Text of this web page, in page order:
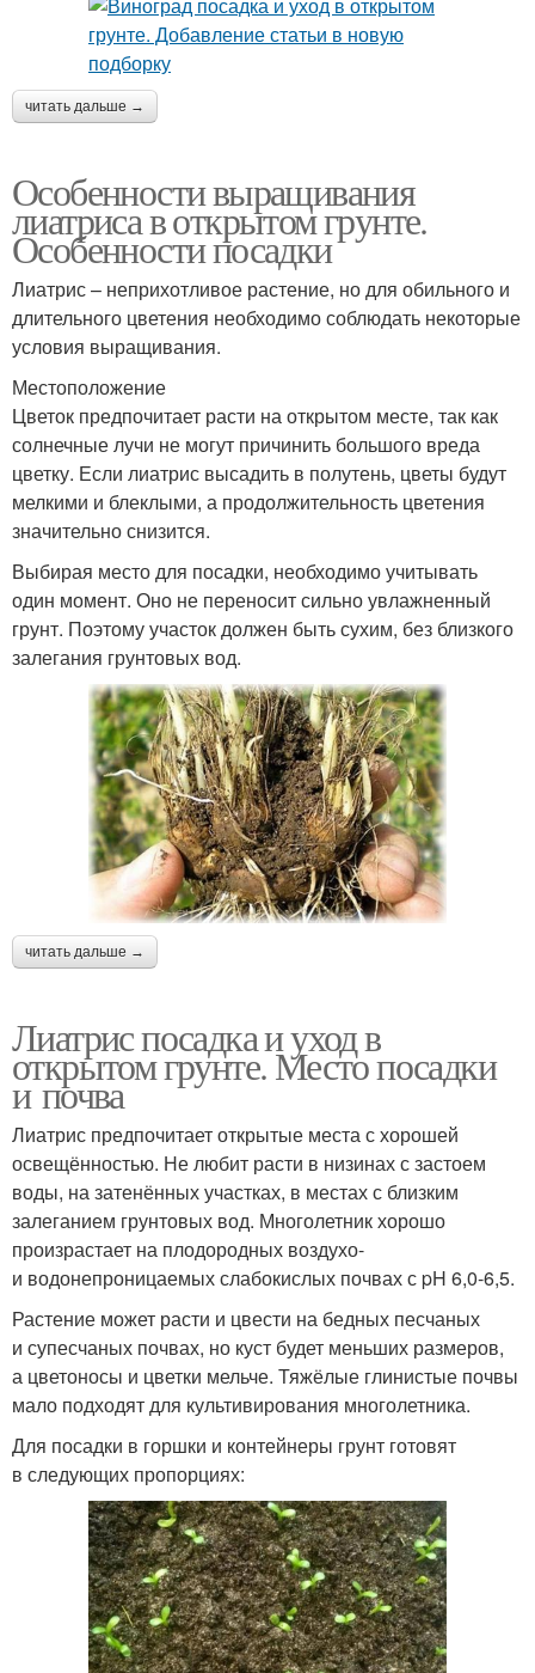
читать дальше →
Особенности выращивания
лиатриса в открытом грунте.
Особенности посадки
Лиатрис – неприхотливое растение, но для обильного и
длительного цветения необходимо соблюдать некоторые
условия выращивания.
Местоположение
Цветок предпочитает расти на открытом месте, так как
солнечные лучи не могут причинить большого вреда
цветку. Если лиатрис высадить в полутень, цветы будут
мелкими и блеклыми, а продолжительность цветения
значительно снизится.
Выбирая место для посадки, необходимо учитывать
один момент. Оно не переносит сильно увлажненный
грунт. Поэтому участок должен быть сухим, без близкого
залегания грунтовых вод.
читать дальше →
Лиатрис посадка и уход в
открытом грунте. Место посадки
и почва
Лиатрис предпочитает открытые места с хорошей
освещённостью. Не любит расти в низинах с застоем
воды, на затенённых участках, в местах с близким
залеганием грунтовых вод. Многолетник хорошо
произрастает на плодородных воздухо-
и водонепроницаемых слабокислых почвах с pH 6,0-6,5.
Растение может расти и цвести на бедных песчаных
и супесчаных почвах, но куст будет меньших размеров,
а цветоносы и цветки мельче. Тяжёлые глинистые почвы
мало подходят для культивирования многолетника.
Для посадки в горшки и контейнеры грунт готовят
в следующих пропорциях: